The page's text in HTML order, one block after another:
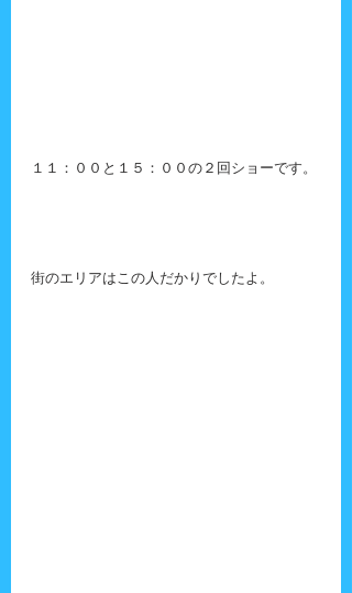
１１：００と１５：００の２回ショーです。
街のエリアはこの人だかりでしたよ。